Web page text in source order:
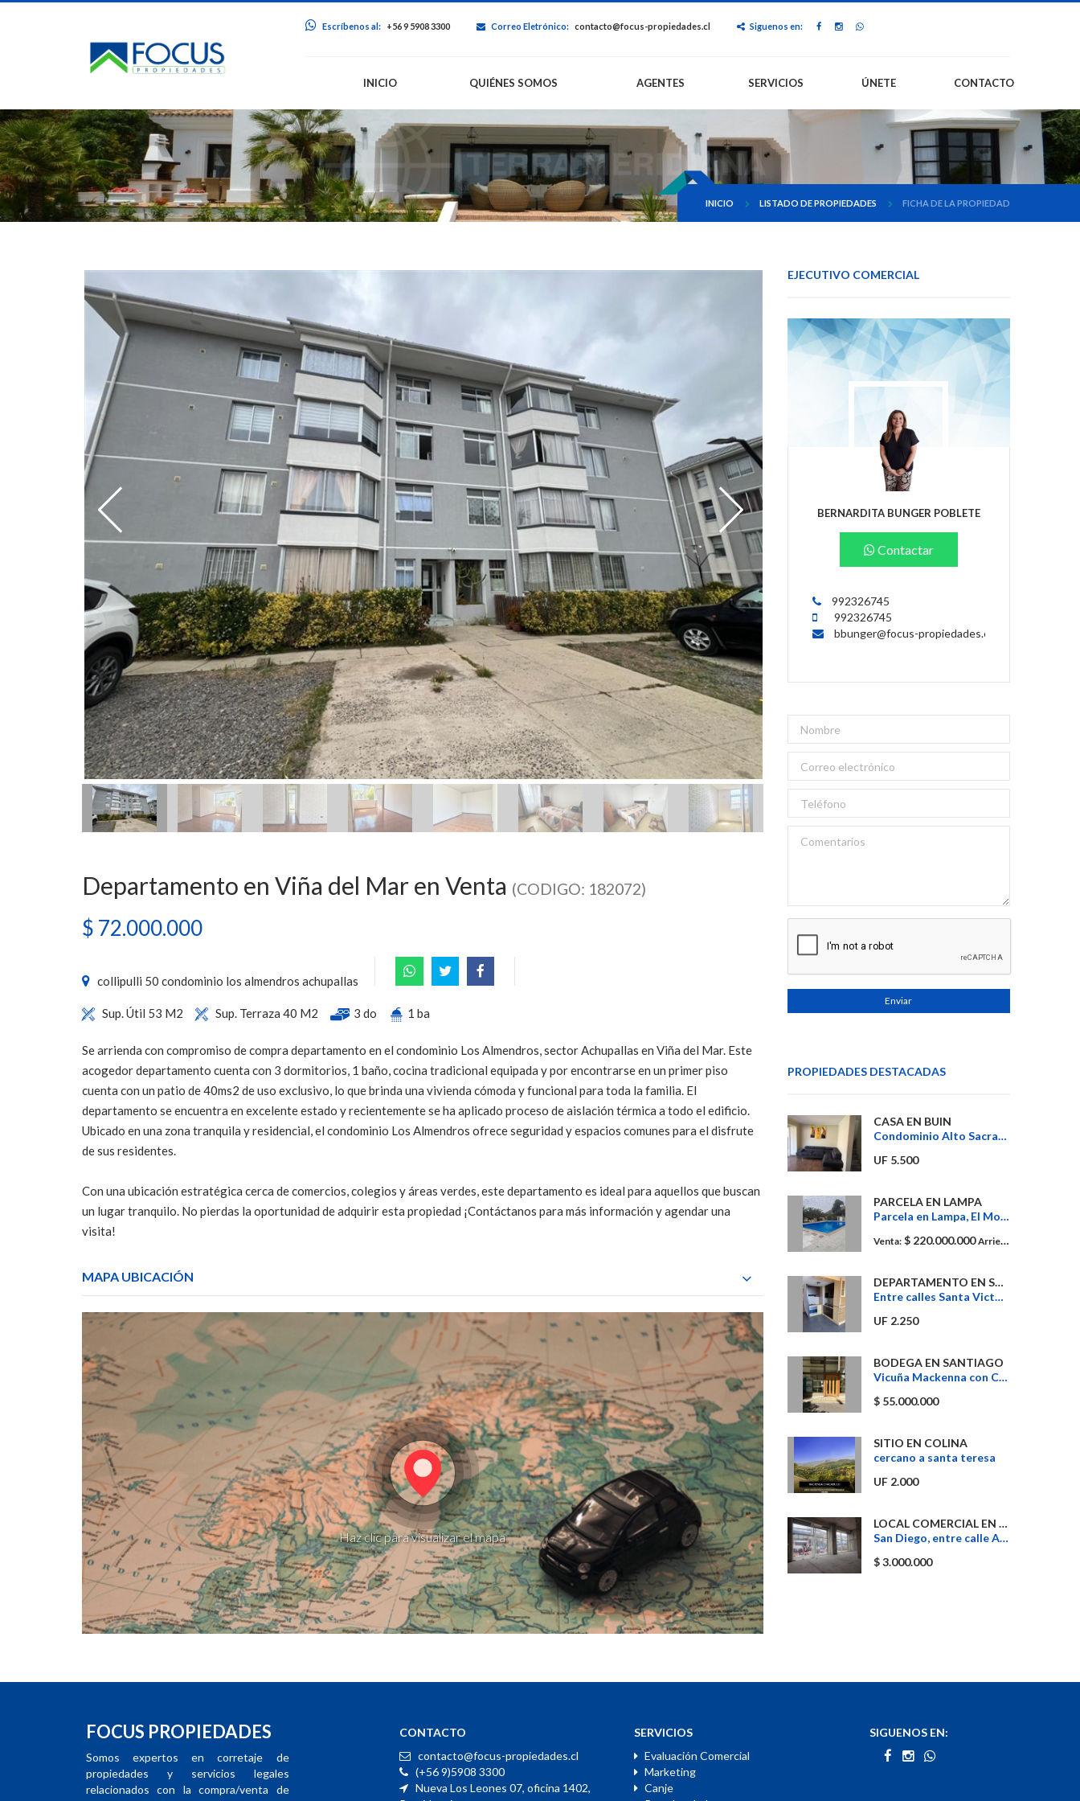
Escríbenos al: +56 9 5908 3300 Correo Eletrónico: contacto@focus-propiedades.cl Siguenos en:
INICIO QUIÉNES SOMOS AGENTES SERVICIOS ÚNETE CONTACTO
INICIO LISTADO DE PROPIEDADES FICHA DE LA PROPIEDAD
Departamento en Viña del Mar en Venta (CODIGO: 182072)
$ 72.000.000
collipulli 50 condominio los almendros achupallas
Sup. Útil 53 M2 Sup. Terraza 40 M2 3 do 1 ba
Se arrienda con compromiso de compra departamento en el condominio Los Almendros, sector Achupallas en Viña del Mar. Este
acogedor departamento cuenta con 3 dormitorios, 1 baño, cocina tradicional equipada y por encontrarse en un primer piso
cuenta con un patio de 40ms2 de uso exclusivo, lo que brinda una vivienda cómoda y funcional para toda la familia. El
departamento se encuentra en excelente estado y recientemente se ha aplicado proceso de aislación térmica a todo el edificio.
Ubicado en una zona tranquila y residencial, el condominio Los Almendros ofrece seguridad y espacios comunes para el disfrute
de sus residentes.
Con una ubicación estratégica cerca de comercios, colegios y áreas verdes, este departamento es ideal para aquellos que buscan
un lugar tranquilo. No pierdas la oportunidad de adquirir esta propiedad ¡Contáctanos para más información y agendar una
visita!
MAPA UBICACIÓN
Haz clic para visualizar el mapa
EJECUTIVO COMERCIAL
BERNARDITA BUNGER POBLETE
Contactar
992326745
992326745
bbunger@focus-propiedades.cl
Enviar
PROPIEDADES DESTACADAS
CASA EN BUIN
Condominio Alto Sacramento
UF 5.500
PARCELA EN LAMPA
Parcela en Lampa, El Molino
Venta:$ 220.000.000Arriendo:
DEPARTAMENTO EN SANTIAGO
Entre calles Santa Victoria y Eleuterio Ramirez
UF 2.250
BODEGA EN SANTIAGO
Vicuña Mackenna con Coquimbo
$ 55.000.000
SITIO EN COLINA
cercano a santa teresa
UF 2.000
LOCAL COMERCIAL EN SANTIAGO
San Diego, entre calle Arauco y Franklin
$ 3.000.000
FOCUS PROPIEDADES
Somos expertos en corretaje de
propiedades y servicios legales
relacionados con la compra/venta de
CONTACTO
contacto@focus-propiedades.cl
(+56 9)5908 3300
Nueva Los Leones 07, oficina 1402,
SERVICIOS
Evaluación Comercial
Marketing
Canje
SIGUENOS EN: